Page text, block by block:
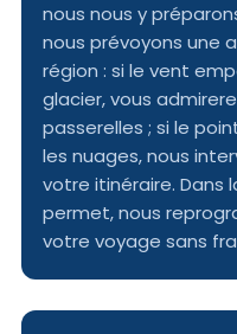
nous nous y
nous prévoyons une
région : si le vent
glacier, vous
passerelles ; si le
les nuages, nous
votre itinéraire. Dans
permet, nous
votre voyage sans